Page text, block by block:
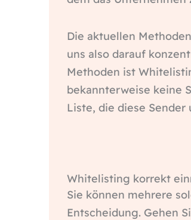
Die aktuellen
uns also darauf
Methoden ist
bekannterweise keine
Liste, die diese
Whitelisting korrekt
Sie können mehrere
Entscheidung. Gehen